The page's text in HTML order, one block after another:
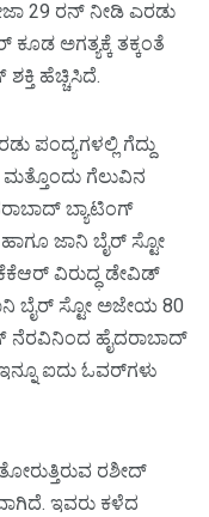
29 ರನ್‌ ನೀಡಿ ಎರಡು
ಅಗತ್ಯಕ್ಕೆ ತಕ್ಕಂತೆ
ಹೆಚ್ಚಿಸಿದೆ.
ಪಂದ್ಯಗಳಲ್ಲಿ ಗೆದ್ದು
ಮತ್ತೊಂದು ಗೆಲುವಿನ
ಬ್ಯಾಟಿಂಗ್‌
ಜಾನಿ ಬೈರ್‌ ಸ್ಟೋ
ವಿರುದ್ಧ ಡೇವಿಡ್‌
ಬೈರ್‌ ಸ್ಟೋ ಅಜೇಯ 80
ನೆರವಿನಿಂದ ಹೈದರಾಬಾದ್‌
ಐದು ಓವರ್‌ಗಳು
ರಶೀದ್‌
ಇವರು ಕಳೆದ